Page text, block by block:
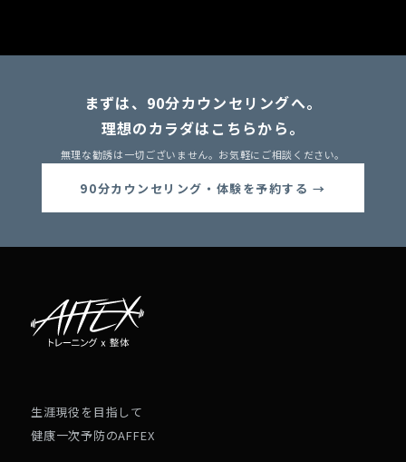
まずは、90分カウンセリングへ。
理想のカラダはこちらから。
無理な勧誘は一切ございません。お気軽にご相談ください。
90分カウンセリング・体験を予約する →
生涯現役を目指して
健康一次予防のAFFEX